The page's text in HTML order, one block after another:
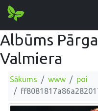
Albūms
Valmiera
Sākums www
poi